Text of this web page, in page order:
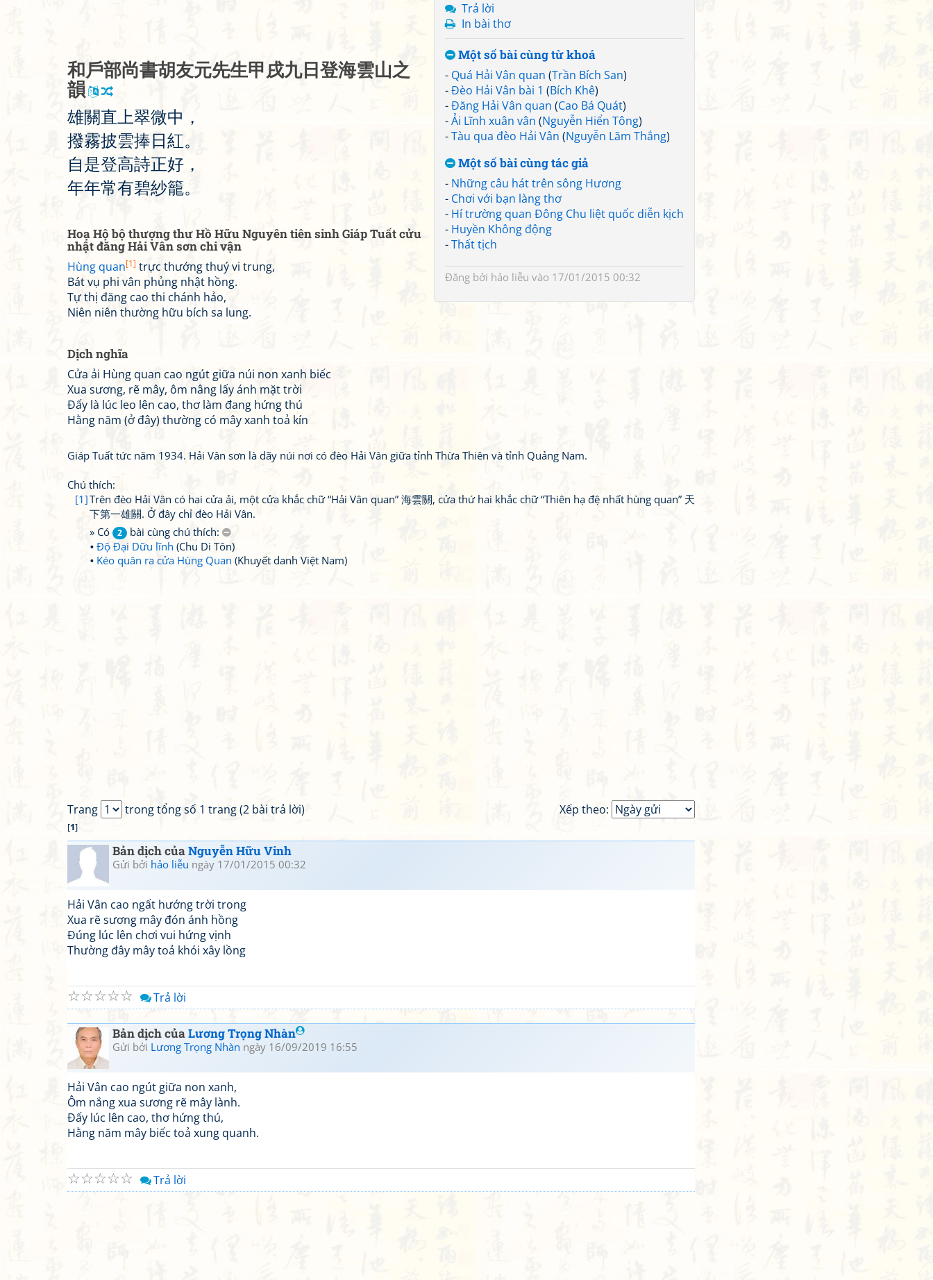
Trả lời
In bài thơ
Một số bài cùng từ khoá
- Quá Hải Vân quan (Trần Bích San)
-Đèo Hải Vân bài 1 (Bích Khê)
-Đăng Hải Vân quan (Cao Bá Quát)
-Ải Lĩnh xuân vân (Nguyễn Hiển Tông)
-Tàu qua đèo Hải Vân (Nguyễn Lãm Thắng)
Một số bài cùng tác giả
- Những câu hát trên sông Hương
- Chơi với bạn làng thơ
- Hí trường quan Đông Chu liệt quốc diễn kịch
- Huyền Không động
-Thất tịch
Đăng bởi hảo liễu vào 17/01/2015 00:32
和 戶部尚書胡友元先生甲 戌九日 登海雲山之
韻
雄關直 上翠微中 ，
撥霧披雲捧 日 紅。
自是登高詩正好 ，
年年常有碧紗籠。
Hoạ Hộ bộ thượng thư Hồ Hữu Nguyên tiên sinh Giáp Tuất cửu
nhật đăng Hải Vân sơn chi vận
Hùng quan[1] trực thướng thuý vi trung,
Bát vụ phi vân phủng nhật hồng.
Tự thị đăng cao thi chánh hảo,
Niên niên thường hữu bích sa lung.
Dịch nghĩa
Cửa ải Hùng quan cao ngút giữa núi non xanh biếc
Xua sương, rẽ mây, ôm nâng lấy ánh mặt trời
Đấy là lúc leo lên cao, thơ làm đang hứng thú
Hằng năm (ở đây) thường có mây xanh toả kín
Giáp Tuất tức năm 1934. Hải Vân sơn là dãy núi nơi có đèo Hải Vân giữa tỉnh Thừa Thiên và tỉnh Quảng Nam.
Chú thích:
[1]Trên đèo Hải Vân có hai cửa ải, một cửa khắc chữ “Hải Vân quan” 海雲關, cửa thứ hai khắc chữ “Thiên hạ đệ nhất hùng quan” 天
下第一雄關. Ở đây chỉ đèo Hải Vân.
» Có
2
bài cùng chú thích:
Độ Đại Dữu lĩnh (Chu Di Tôn)
Kéo quân ra cửa Hùng Quan (Khuyết danh Việt Nam)
Xếp theo:
Trang trong tổng số 1 trang (2 bài trả lời)
[1]
Bản dịch củaNguyễn Hữu Vinh
Gửi bởi hảo liễu ngày 17/01/2015 00:32
Hải Vân cao ngất hướng trời trong
Xua rẽ sương mây đón ánh hồng
Đúng lúc lên chơi vui hứng vịnh
Thường đây mây toả khói xây lồng
☆
☆
☆
☆
☆ Trả lời
Bản dịch củaLương Trọng Nhàn
Gửi bởi Lương Trọng Nhàn ngày 16/09/2019 16:55
Hải Vân cao ngút giữa non xanh,
Ôm nắng xua sương rẽ mây lành.
Đấy lúc lên cao, thơ hứng thú,
Hằng năm mây biếc toả xung quanh.
☆
☆
☆
☆
☆ Trả lời